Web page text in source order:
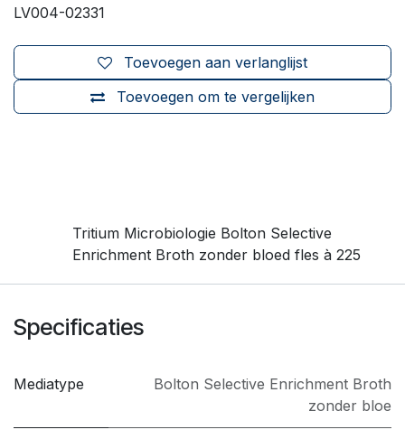
LV004-02331
Toevoegen om te vergelijken
Toevoegen aan verlanglijst
Tritium Microbiologie Bolton Selective
Enrichment Broth zonder bloed fles à 225
Specificaties
Mediatype
Bolton Selective Enrichment Broth
zonder bloe